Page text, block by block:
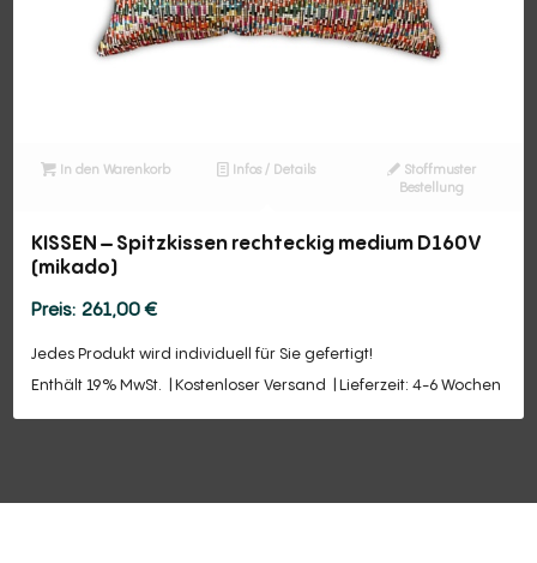
In den Warenkorb Infos / Details
Stoffmuster
Bestellung
KISSEN – Spitzkissen rechteckig medium D160V
(mikado)
261,00€
Jedes Produkt wird individuell für Sie gefertigt!
Enthält 19% MwSt.
Kostenloser Versand Lieferzeit: 4-6 Wochen